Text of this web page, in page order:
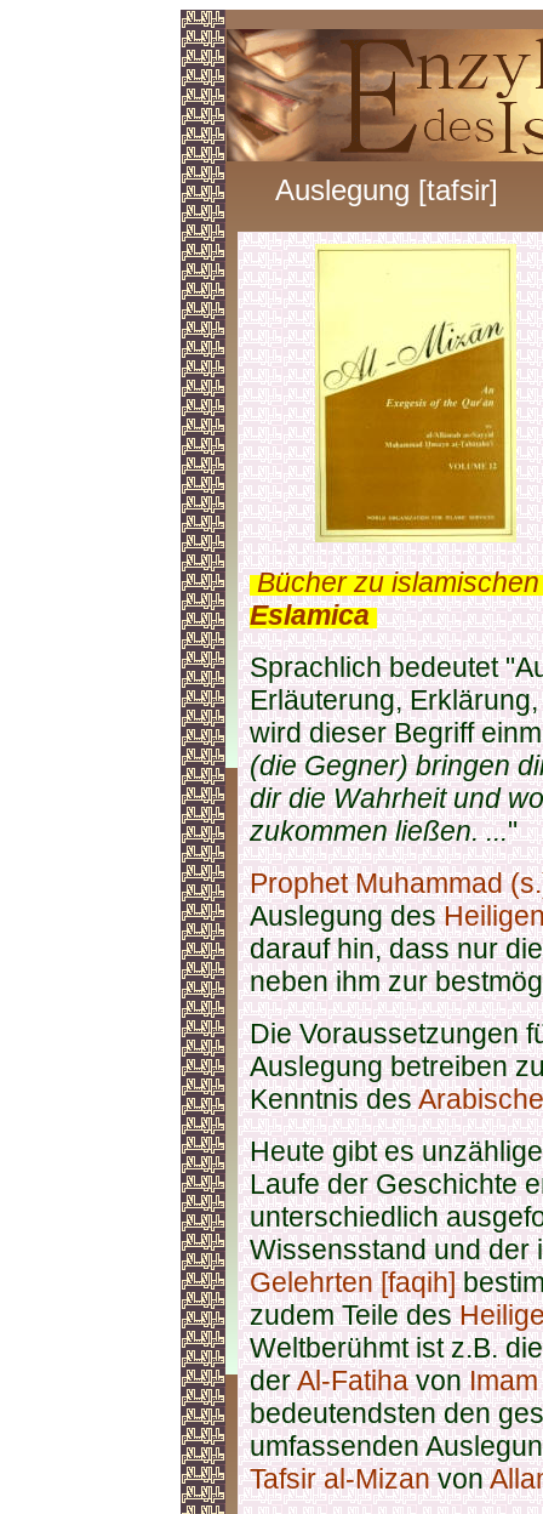
Auslegung [tafsir]
.Bücher zu
Eslamica.
Sprachlich bedeutet
Erläuterung,
wird dieser Begriff
(die Gegner) bringen
dir die Wahrheit und
zukommen ließen. ..."
Prophet Muhammad
Auslegung des
darauf hin, dass nur
neben ihm zur
Die Voraussetzungen
Auslegung betreiben
Kenntnis des
Heute gibt es
Laufe der Geschichte
unterschiedlich
Wissensstand und der
Gelehrten [faqih]
zudem Teile des
Weltberühmt ist z.B.
derAl-Fatihavon
bedeutendsten den
umfassenden
Tafsir al-Mizanvon